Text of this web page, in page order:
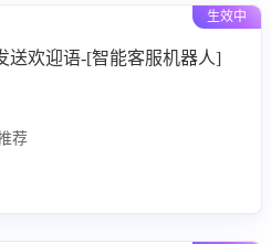
生效中
送欢迎语-[智能客服机器人]
荐